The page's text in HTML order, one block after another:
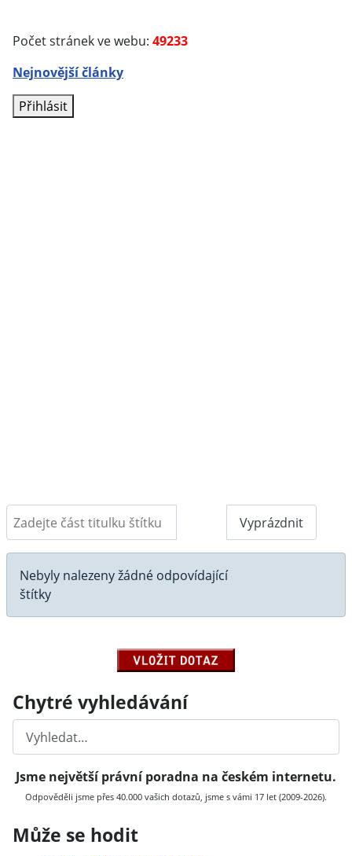
Počet stránek ve webu: 49233
Nejnovější články
Přihlásit
Zadejte část titulku štítku
Vyprázdnit
Informace
Nebyly nalezeny žádné odpovídající
štítky
Chytré vyhledávání
Hledat
Jsme největší právní poradna na českém internetu.
Odpověděli jsme přes 40.000 vašich dotazů, jsme s vámi 17 let (2009-2026).
Může se hodit